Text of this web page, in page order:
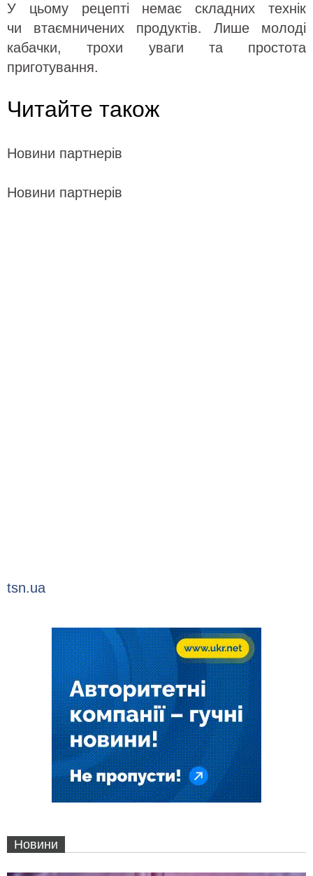
У цьому рецепті немає складних технік
чи втаємничених продуктів. Лише молоді
кабачки, трохи уваги та простота
приготування.
Читайте також
Новини партнерів
Новини партнерів
tsn.ua
Новини